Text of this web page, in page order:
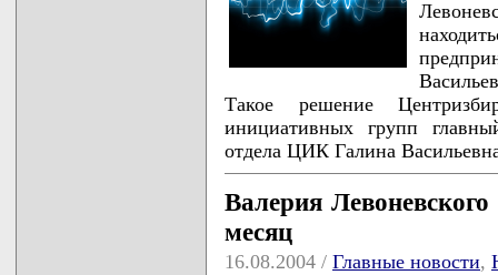
Такое решение
инициативных групп
отдела ЦИК Галина
Валерия
месяц
16.08.2004 / Главные новости,